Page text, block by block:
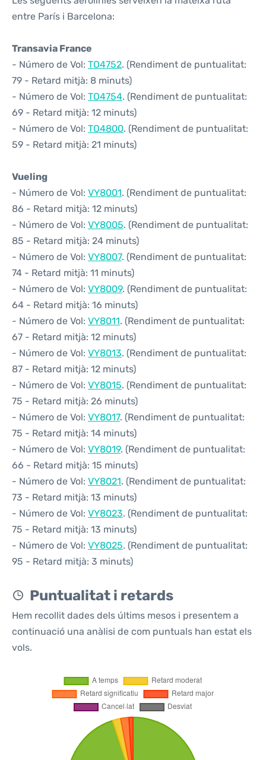
entre París i Barcelona:
Transavia France
- Número de Vol: TO4752. (Rendiment de puntualitat:
79 - Retard mitjà: 8 minuts)
- Número de Vol: TO4754. (Rendiment de puntualitat:
69 - Retard mitjà: 12 minuts)
- Número de Vol: TO4800. (Rendiment de puntualitat:
59 - Retard mitjà: 21 minuts)
Vueling
- Número de Vol: VY8001. (Rendiment de puntualitat:
86 - Retard mitjà: 12 minuts)
- Número de Vol: VY8005. (Rendiment de puntualitat:
85 - Retard mitjà: 24 minuts)
- Número de Vol: VY8007. (Rendiment de puntualitat:
74 - Retard mitjà: 11 minuts)
- Número de Vol: VY8009. (Rendiment de puntualitat:
64 - Retard mitjà: 16 minuts)
- Número de Vol: VY8011. (Rendiment de puntualitat:
67 - Retard mitjà: 12 minuts)
- Número de Vol: VY8013. (Rendiment de puntualitat:
87 - Retard mitjà: 12 minuts)
- Número de Vol: VY8015. (Rendiment de puntualitat:
75 - Retard mitjà: 26 minuts)
- Número de Vol: VY8017. (Rendiment de puntualitat:
75 - Retard mitjà: 14 minuts)
- Número de Vol: VY8019. (Rendiment de puntualitat:
66 - Retard mitjà: 15 minuts)
- Número de Vol: VY8021. (Rendiment de puntualitat:
73 - Retard mitjà: 13 minuts)
- Número de Vol: VY8023. (Rendiment de puntualitat:
75 - Retard mitjà: 13 minuts)
- Número de Vol: VY8025. (Rendiment de puntualitat:
95 - Retard mitjà: 3 minuts)
Puntualitat i retards
Hem recollit dades dels últims mesos i presentem a
continuació una anàlisi de com puntuals han estat els
vols.